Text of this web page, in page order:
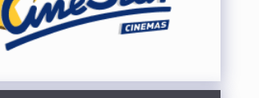
https://youtu.be/LjEOo1QMD1E Nogometaši Rijeke pobijedili su finski Ilves u prvoj utakmici 3. kola kvalifikacija za Konferencijsku ligu pogotkom Nike Jankovića u 16. minuti. Unatoč minimalnoj prednosti s kojom putuju na uzvrat, trener Matjaž Kek izrazio je zabrinutost zbog manjka realizacije i nervoze u igri. Uzvratna utakmica igra se u Finskoj u četvrtak, 13. kolovoza s početkom u 18 sati. Više u videoprilogu:
https://youtu.be/CrhVZbwhS7g Šire područje Novog Vinodolskog i Rijeku noćas oko 1:20 sati pogodio je potres magnitude 3,5 po Richteru s epicentrom 11 kilometara jugoistočno od Novog Vinodolskog. Budući da se Primorsko-goranska županija nalazi na nizu aktivnih rasjeda, ovakvi potresi nisu neuobičajeni, a stručnjaci procjenuju da maksimalna magnituda na riječkom i primorskom području može iznositi oko 6 po Richteru. Više u videoprilogu: